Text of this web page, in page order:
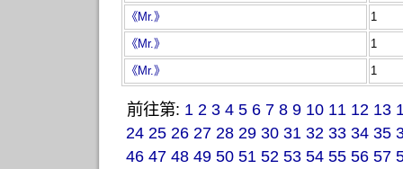
《Mr.》
1
《Mr.》
1
《Mr.》
1
前往第: 1 2 3 4 5 6 7 8 9 10 11 12 13
24 25 26 27 28 29 30 31 32 33 34 35
46 47 48 49 50 51 52 53 54 55 56 57